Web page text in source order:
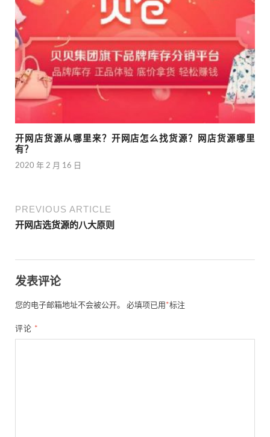
开网店货源从哪里来？开网店怎么找货源？网店货源哪里
有？
2020 年 2 月 16 日
PREVIOUS ARTICLE
开网店选货源的八大原则
发表评论
您的电子邮箱地址不会被公开。 必填项已用 *标注
评论 *